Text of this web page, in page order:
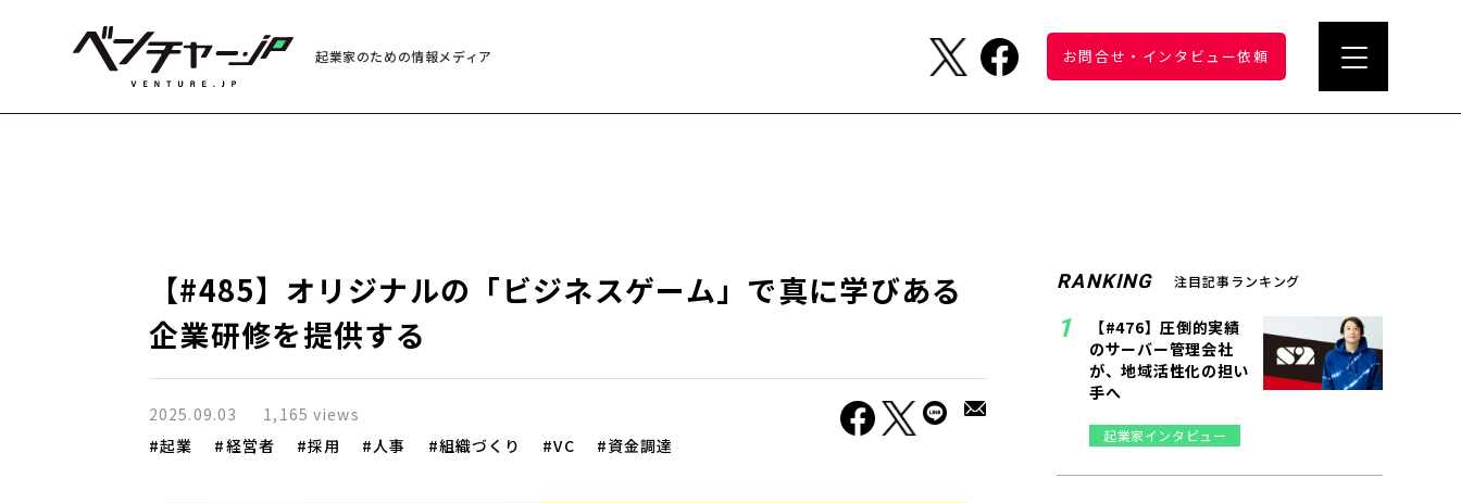
起業家のための情報メディア お問合せ ・ インタビュー依頼
【#485】オリジナルの「ビジネスゲーム」で真に学びある
企業研修を提供する
2025.09.03
1,165 views
起業
経営者 採用 人事 組織づくり VC 資金調達
RANKING 注目記事ランキング
【#476】圧倒的実績
のサーバー管理会社
が、地域活性化の担い
手へ
起業家インタビュー